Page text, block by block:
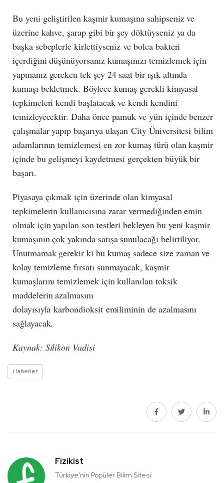
Bu yeni geliştirilen kaşmir kumaşına sahipseniz ve
üzerine kahve, şarap gibi bir şey döktüyseniz ya da
başka sebeplerle kirlettiyseniz ve bolca bakteri
içerdiğini düşünüyorsanız kumaşınızı temizlemek için
yapmanız gereken tek şey 24 saat bir ışık altında
kumaşı bekletmek. Böylece kumaş gerekli kimyasal
tepkimeleri kendi başlatacak ve kendi kendini
temizleyecektir. Daha önce pamuk ve yün içinde benzer
çalışmalar yapıp başarıya ulaşan City Üniversitesi bilim
adamlarının temizlemesi en zor kumaş türü olan kaşmir
içinde bu gelişmeyi kaydetmesi gerçekten büyük bir
başarı.
Piyasaya çıkmak için üzerinde olan kimyasal
tepkimelerin kullanıcısına zarar vermediğinden emin
olmak için yapılan son testleri bekleyen bu yeni kaşmir
kumaşının çok yakında satışa sunulacağı belirtiliyor.
Unutmamak gerekir ki bu kumaş sadece size zaman ve
kolay temizleme fırsatı sunmayacak, kaşmir
kumaşlarını temizlemek için kullanılan toksik
maddelerin azalmasını
dolayısıyla karbondioksit emiliminin de azalmasını
sağlayacak.
Kaynak: Silikon Vadisi
Haberler
Fizikist
Türkiye'nin Popüler Bilim Sitesi